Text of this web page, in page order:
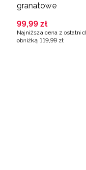
granatowe
99,99 zł
Najniższa cena z
obniżką 119,99 zł